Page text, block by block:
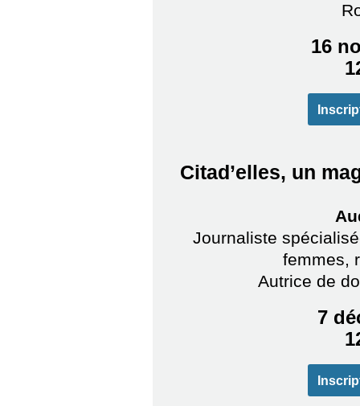
16
Citad’elles, un
Journaliste
femmes,
Autrice de
7